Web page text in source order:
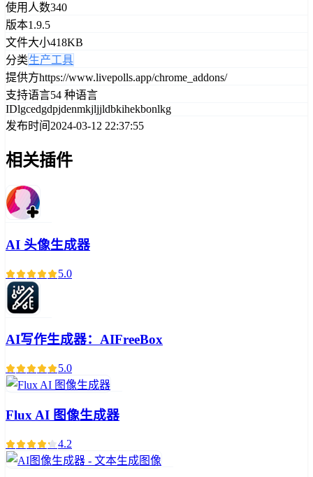
使用人数340
版本1.9.5
文件大小418KB
分类生产工具
提供方https://www.livepolls.app/chrome_addons/
支持语言54 种语言
IDlgcedgdpjdenmkjljjldbkihekbonlkg
发布时间 2024-03-12 22:37:55
相关插件
AI 头像生成器
5.0
AI写作生成器：AIFreeBox
5.0
Flux AI 图像生成器
4.2